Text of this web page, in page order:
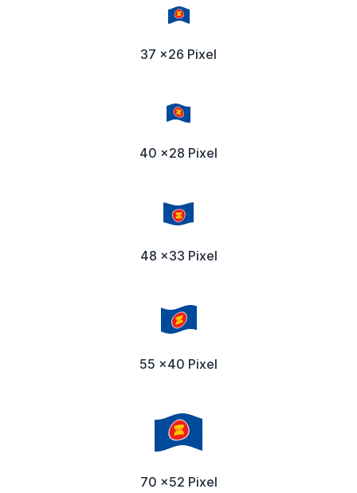
37 x26 Pixel
40 x28 Pixel
48 x33 Pixel
55 x40 Pixel
70 x52 Pixel